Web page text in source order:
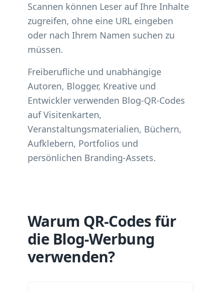
Scannen können Leser auf Ihre Inhalte
zugreifen, ohne eine URL eingeben
oder nach Ihrem Namen suchen zu
müssen.
Freiberufliche und unabhängige
Autoren, Blogger, Kreative und
Entwickler verwenden Blog-QR-Codes
auf Visitenkarten,
Veranstaltungsmaterialien, Büchern,
Aufklebern, Portfolios und
persönlichen Branding-Assets.
Warum QR-Codes für
die Blog-Werbung
verwenden?